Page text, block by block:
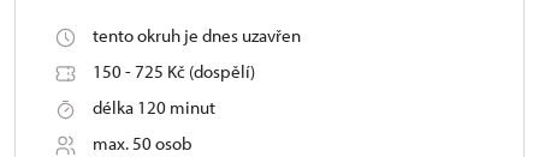
tento okruh je dnes uzavřen
150 - 725 Kč (dospělí)
délka 120 minut
max. 50 osob